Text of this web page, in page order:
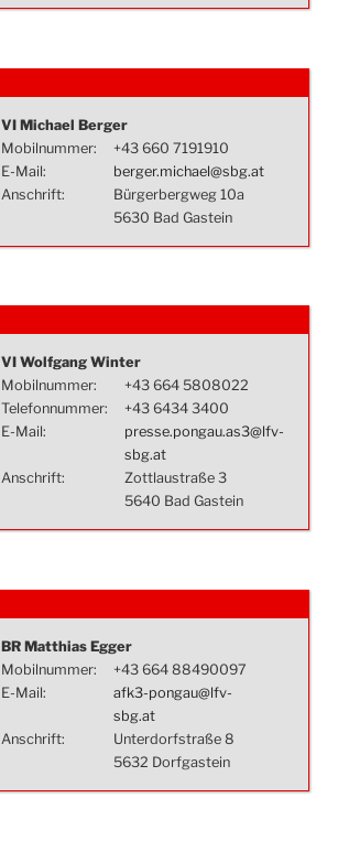
VI Michael Berger
Mobilnummer:
+43 660 7191910
E-Mail:
berger.michael@sbg.at
Anschrift:
Bürgerbergweg 10a
5630 Bad Gastein
VI Wolfgang Winter
Mobilnummer:
+43 664 5808022
Telefonnummer:
+43 6434 3400
E-Mail:
presse.pongau.as3@lfv-
sbg.at
Anschrift:
Zottlaustraße 3
5640 Bad Gastein
BR Matthias Egger
Mobilnummer:
+43 664 88490097
E-Mail:
afk3-pongau@lfv-
sbg.at
Anschrift:
Unterdorfstraße 8
5632 Dorfgastein